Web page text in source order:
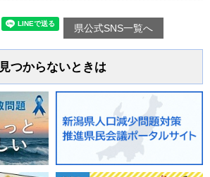
県公式SNS一覧へ
見つからないときは